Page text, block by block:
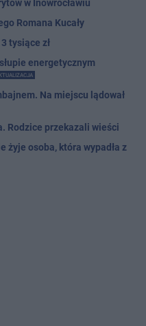
w Inowrocławiu
Romana Kucały
tysiące zł
energetycznym
Na miejscu lądował
Rodzice przekazali wieści
żyje osoba, która wypadła z